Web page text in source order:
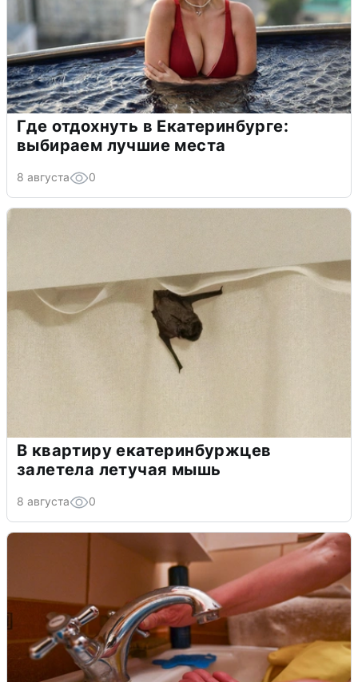
Где отдохнуть в Екатеринбурге:
выбираем лучшие места
8 августа 0
В квартиру екатеринбуржцев
залетела летучая мышь
8 августа 0